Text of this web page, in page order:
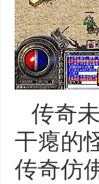
传奇
干瘪的
传奇仿